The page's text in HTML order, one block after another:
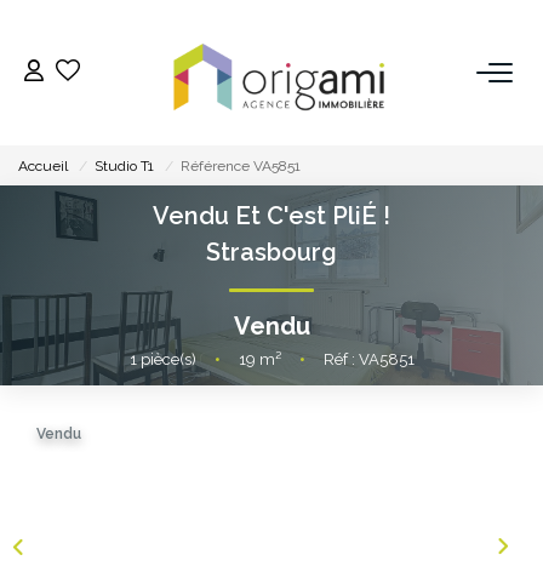
ACHETER
LOUER
VENDRE
Accueil Studio T1 Référence VA5851
Vendu Et C'est PliÉ !
Strasbourg
Vendu
1pièce(s) • 19 m² • Réf : VA5851
Vendu